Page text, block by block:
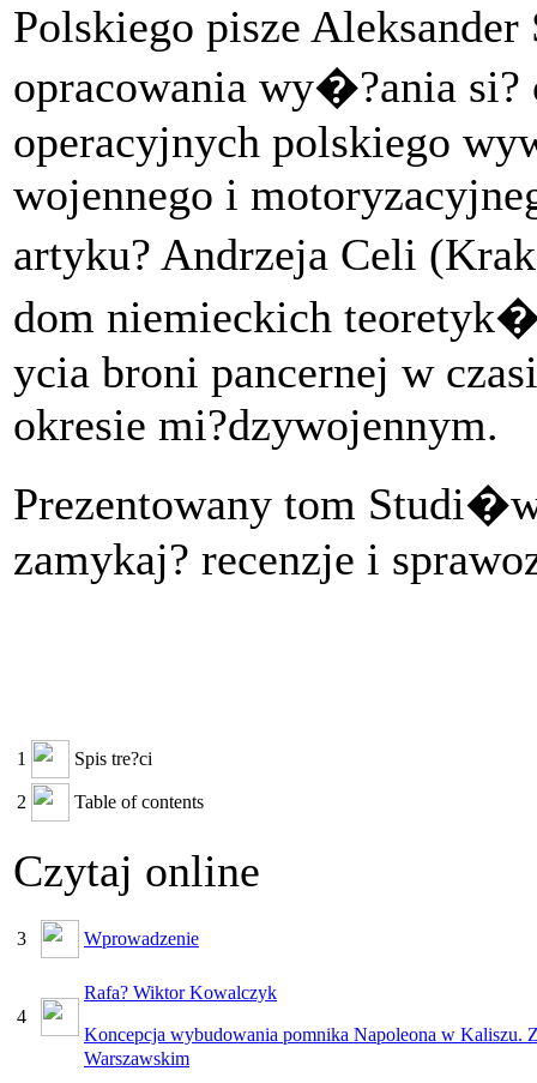
Polskiego pisze
opracowania wy�?ania si?
operacyjnych polskiego
wojennego i
artyku? Andrzeja Celi
dom niemieckich
ycia broni pancernej w
okresie mi?dzywojennym.
Prezentowany tom
zamykaj? recenzje i
1 Spis tre?ci
2 Table of contents
Czytaj online
3 Wprowadzenie
4
Rafa? Wiktor Kowalczyk
Koncepcja wybudowania pomnika Napoleona w Kaliszu.
Warszawskim